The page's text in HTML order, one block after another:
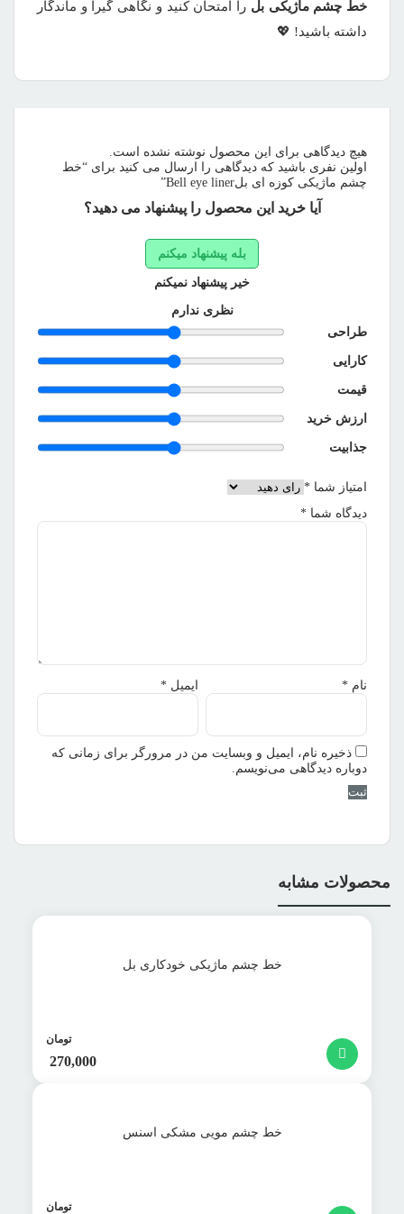
خط چشم ماژیکی بل را امتحان کنید و نگاهی گیرا و ماندگار
داشته باشید! 💖
هیچ دیدگاهی برای این محصول نوشته نشده است.
اولین نفری باشید که دیدگاهی را ارسال می کنید برای “خط
چشم ماژیکی کوزه ای بلBell eye liner”
آیا خرید این محصول را پیشنهاد می دهید؟
بله پیشنهاد میکنم
خیر پیشنهاد نمیکنم
نظری ندارم
طراحی
کارایی
قیمت
ارزش خرید
جذابیت
امتیاز شما *
دیدگاه شما *
نام * ایمیل *
ذخیره نام، ایمیل و وبسایت من در مرورگر برای زمانی که
دوباره دیدگاهی می‌نویسم.
محصولات مشابه
خط چشم ماژیکی خودکاری بل
270,000
تومان
خط چشم مویی مشکی اسنس
تومان